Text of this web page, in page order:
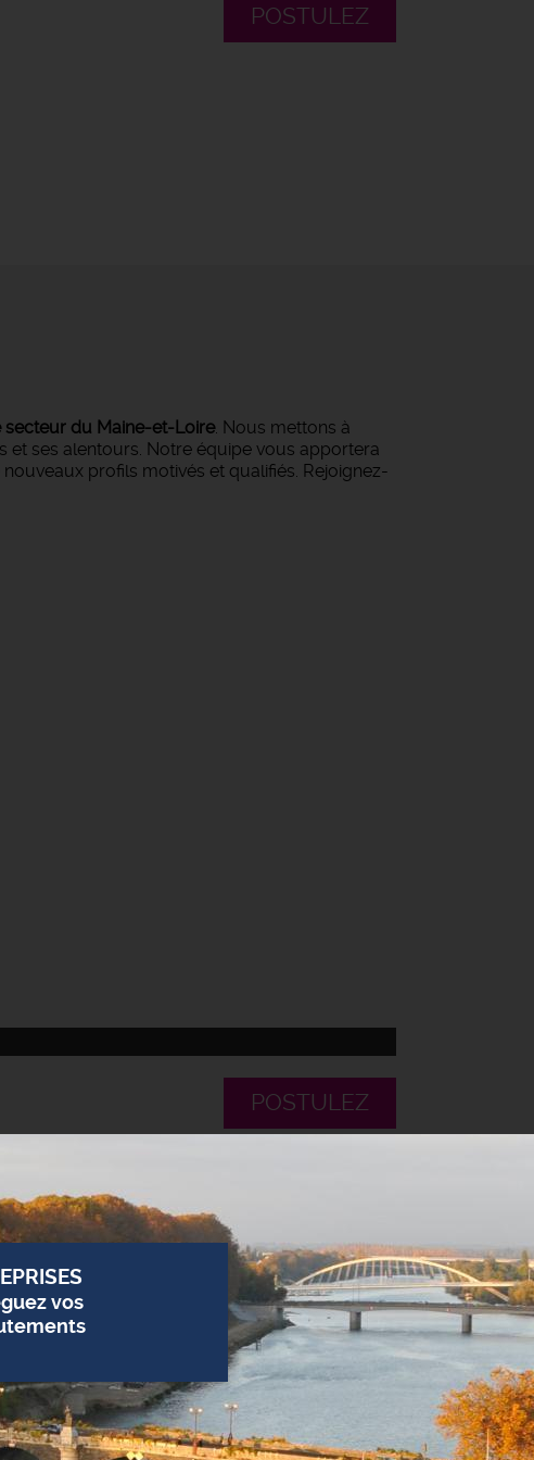
POSTULEZ
secteur du Maine-et-Loire. Nous mettons à
et ses alentours. Notre équipe vous apportera
profils motivés et qualifiés. Rejoignez-
POSTULEZ
vos